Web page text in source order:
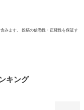
みます。 投稿の信憑性・正確性を保証す
キング